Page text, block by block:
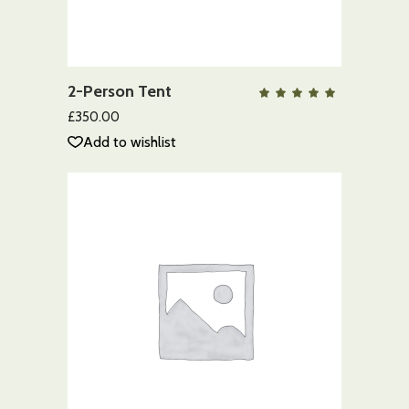
QUICK VIEW
2-Person Tent
£350.00
Add to wishlist